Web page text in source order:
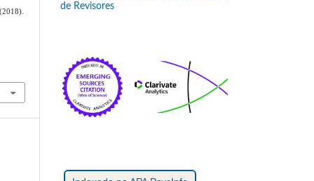
de Revisores